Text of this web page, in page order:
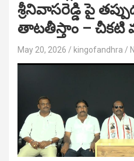
శ్రీనివాసరెడ్డి పై
తాటతీస్తాం – చీకటి
May 20, 2026 kingofandhra